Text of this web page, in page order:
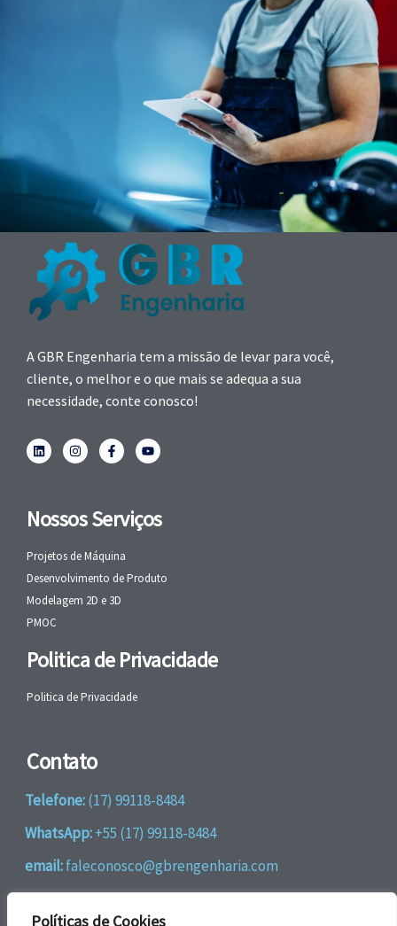
Políticas de Cookies
A GBR Engenharia tem a missão de levar para você,
cliente, o melhor e o que mais se adequa a sua
necessidade, conte conosco!
Nossos Serviços
Projetos de Máquina
Desenvolvimento de Produto
Modelagem 2D e 3D
PMOC
Politica de Privacidade
Politica de Privacidade
Contato
Telefone:(17) 99118-8484
WhatsApp:+55 (17) 99118-8484
email:faleconosco@gbrengenharia.com
Rua Jatai, nº 81